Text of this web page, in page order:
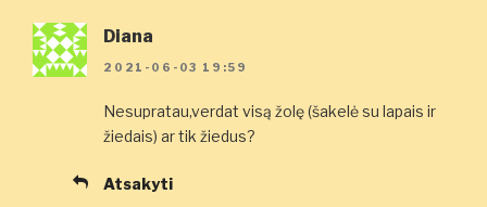
Diana
2021-06-03 19:59
Nesupratau,verdat visą žolę (šakelė su lapais ir
žiedais) ar tik žiedus?
Atsakyti